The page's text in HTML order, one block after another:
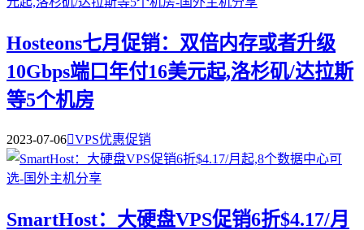
Hosteons七月促销：双倍内存或者升级
10Gbps端口年付16美元起,洛杉矶/达拉斯
等5个机房
2023-07-06VPS优惠促销
SmartHost：大硬盘VPS促销6折$4.17/月